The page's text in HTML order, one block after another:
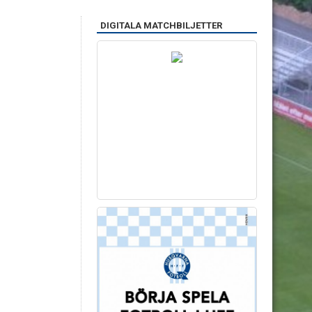
DIGITALA MATCHBILJETTER